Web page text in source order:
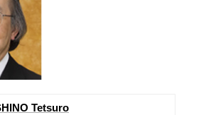
Tetsuro